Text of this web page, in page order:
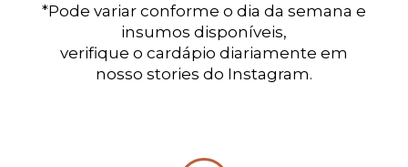
*Pode variar conforme o dia da semana e
insumos disponíveis,
verifique o cardápio diariamente em
nosso stories do Instagram.